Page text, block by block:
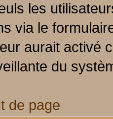
les
via le
aurait activé
du
de page